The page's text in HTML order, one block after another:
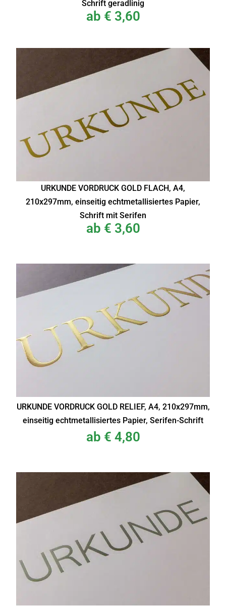
Schrift geradlinig
ab € 3,60
URKUNDE VORDRUCK GOLD FLACH, A4,
210x297mm, einseitig echtmetallisiertes Papier,
Schrift mit Serifen
ab € 3,60
URKUNDE VORDRUCK GOLD RELIEF, A4, 210x297mm,
einseitig echtmetallisiertes Papier, Serifen-Schrift
ab € 4,80